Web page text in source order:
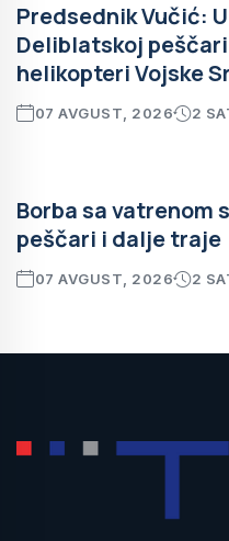
Predsednik Vučić:
Deliblatskoj
helikopteri Vojske
07 AVGUST, 2026 2
Borba sa vatrenom
peščari i dalje traje
07 AVGUST, 2026 2